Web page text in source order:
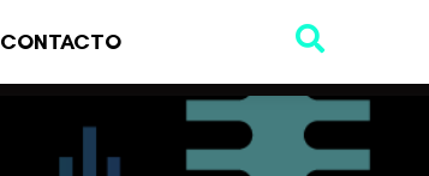
CONTACTO